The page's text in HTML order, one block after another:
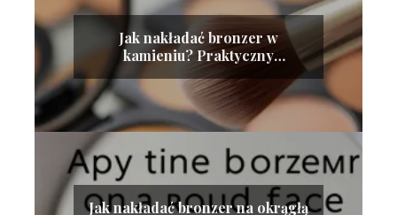
Jak nakładać bronzer w
kamieniu? Praktyczny
Jak nakładać bronzer na okrągłą